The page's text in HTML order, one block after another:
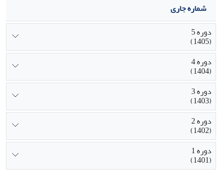
شماره جاری
دوره 5
(1405)
دوره 4
(1404)
دوره 3
(1403)
دوره 2
(1402)
دوره 1
(1401)